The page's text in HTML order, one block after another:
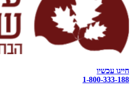
חייגו עכשיו
1-800-333-188